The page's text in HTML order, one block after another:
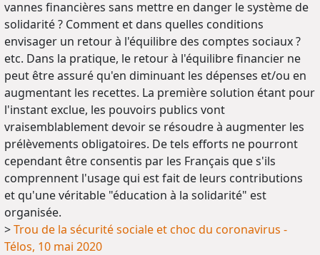
vannes financières sans mettre en danger le système de
solidarité ? Comment et dans quelles conditions
envisager un retour à l'équilibre des comptes sociaux ?
etc. Dans la pratique, le retour à l'équilibre financier ne
peut être assuré qu'en diminuant les dépenses et/ou en
augmentant les recettes. La première solution étant pour
l'instant exclue, les pouvoirs publics vont
vraisemblablement devoir se résoudre à augmenter les
prélèvements obligatoires. De tels efforts ne pourront
cependant être consentis par les Français que s'ils
comprennent l'usage qui est fait de leurs contributions
et qu'une véritable "éducation à la solidarité" est
organisée.
>Trou de la sécurité sociale et choc du coronavirus -
Télos, 10 mai 2020